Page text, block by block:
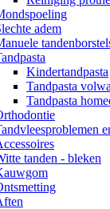
adem
Kindertandpasta
Tandpasta
Tandpasta
tanden - bleken